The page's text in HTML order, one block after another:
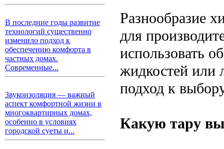
В последние годы развитие
технологий существенно
изменило подход к
обеспечению комфорта в
частных домах.
Современные...
Звукоизоляция — важный
аспект комфортной жизни в
многоквартирных домах,
особенно в условиях
городской суеты и...
Разнообразие
для
использовать
жидкостей или
подход к
Какую тару